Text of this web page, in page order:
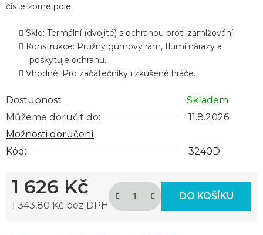
čisté zorné pole.
Sklo: Termální (dvojité) s ochranou proti zamlžování.
Konstrukce: Pružný gumový rám, tlumí nárazy a
poskytuje ochranu.
Vhodné: Pro začátečníky i zkušené hráče.
Dostupnost
Skladem
Můžeme doručit do:
11.8.2026
Možnosti doručení
Kód:
3240D
1 626 Kč
1 343,80 Kč bez DPH
DO KOŠÍKU